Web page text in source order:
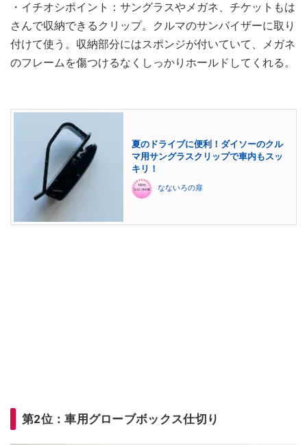
・イチオシポイント：サングラスやメガネ、チケットもは
さんで収納できるクリップ。クルマのサンバイザーに取り
付けて使う。収納部分にはスポンジが付いていて、メガネ
のフレームを傷つけるなくしっかりホールドしてくれる。
夏のドライブに便利！ダイソーのクル
マ用サングラスクリップで車内もスッ
キリ！
なないろの扉
第2位：車用グローブボックス仕切り